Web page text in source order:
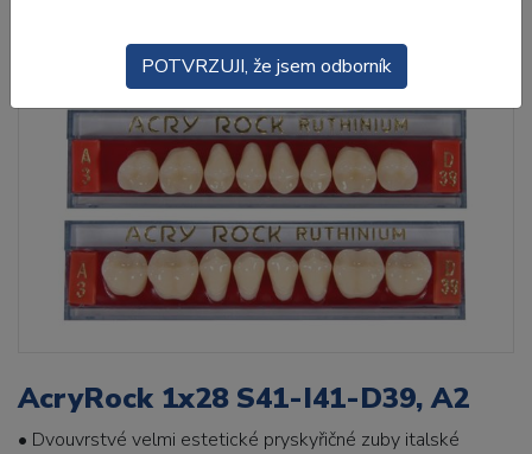
AcryRock 1x28 S41-I41-D39, A2
• Dvouvrstvé velmi estetické pryskyřičné zuby italské
POTVRZUJI, že jsem odborník